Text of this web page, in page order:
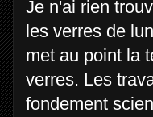
Je n'ai rien
les verres de
met au point la
verres. Les
fondement